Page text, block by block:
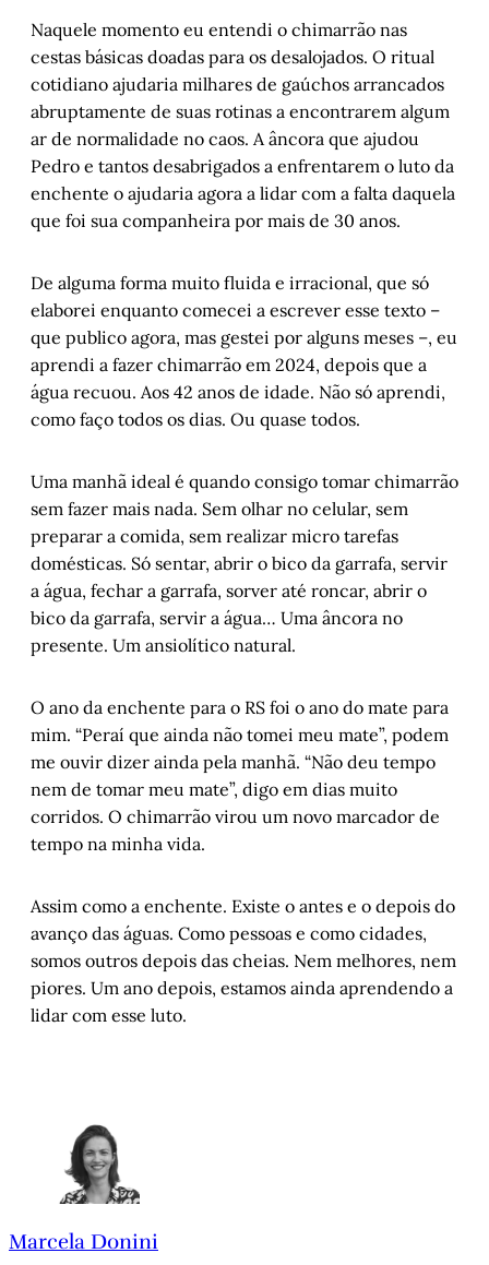
Naquele momento eu entendi o chimarrão nas
cestas básicas doadas para os desalojados. O ritual
cotidiano ajudaria milhares de gaúchos arrancados
abruptamente de suas rotinas a encontrarem algum
ar de normalidade no caos. A âncora que ajudou
Pedro e tantos desabrigados a enfrentarem o luto da
enchente o ajudaria agora a lidar com a falta daquela
que foi sua companheira por mais de 30 anos.
De alguma forma muito fluida e irracional, que só
elaborei enquanto comecei a escrever esse texto –
que publico agora, mas gestei por alguns meses –, eu
aprendi a fazer chimarrão em 2024, depois que a
água recuou. Aos 42 anos de idade. Não só aprendi,
como faço todos os dias. Ou quase todos.
Uma manhã ideal é quando consigo tomar chimarrão
sem fazer mais nada. Sem olhar no celular, sem
preparar a comida, sem realizar micro tarefas
domésticas. Só sentar, abrir o bico da garrafa, servir
a água, fechar a garrafa, sorver até roncar, abrir o
bico da garrafa, servir a água… Uma âncora no
presente. Um ansiolítico natural.
O ano da enchente para o RS foi o ano do mate para
mim. “Peraí que ainda não tomei meu mate”, podem
me ouvir dizer ainda pela manhã. “Não deu tempo
nem de tomar meu mate”, digo em dias muito
corridos. O chimarrão virou um novo marcador de
tempo na minha vida.
Assim como a enchente. Existe o antes e o depois do
avanço das águas. Como pessoas e como cidades,
somos outros depois das cheias. Nem melhores, nem
piores. Um ano depois, estamos ainda aprendendo a
lidar com esse luto.
Marcela Donini